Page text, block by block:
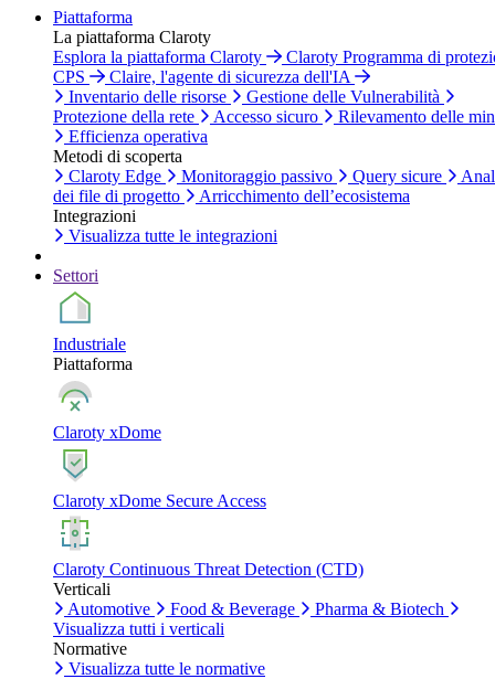
Piattaforma
La piattaforma Claroty
Esplora la piattaforma Claroty
Claroty Programma di
CPS
Claire, l'agente di sicurezza dell'IA
Inventario delle risorse
Gestione delle Vulnerabilità
Protezione della rete
Accesso sicuro
Rilevamento delle
Efficienza operativa
Metodi di scoperta
Claroty Edge
Monitoraggio passivo Query sicure
dei file di progetto
Arricchimento dell’ecosistema
Integrazioni
Visualizza tutte le integrazioni
Settori
Industriale
Piattaforma
Claroty xDome
Claroty xDome Secure Access
Claroty Continuous Threat Detection (CTD)
Verticali
Automotive
Food & Beverage
Pharma & Biotech
Visualizza tutti i verticali
Normative
Visualizza tutte le normative